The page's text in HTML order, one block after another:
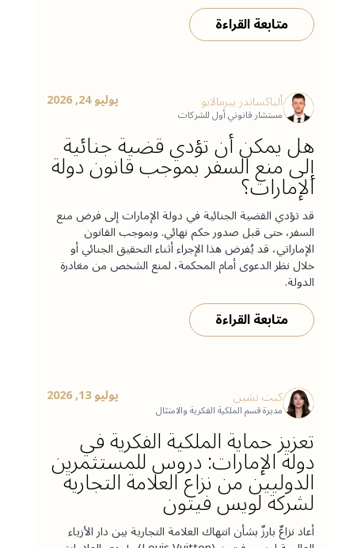
متابعة القراءة
ألياكساندر ييرمالايو
مستشار قانوني أول للشركات
يوليو 24, 2026
هل يمكن أن تؤدي قضية جنائية
إلى منع السفر بموجب قانون دولة
الإمارات؟
قد تؤدي القضية الجنائية في دولة الإمارات إلى فرض منع
السفر، حتى قبل صدور حكم نهائي. وبموجب القانون
الإماراتي، قد يُفرض هذا الإجراء أثناء التحقيق الجنائي أو
خلال نظر الدعوى أمام المحكمة، لمنع الشخص من مغادرة
الدولة.
متابعة القراءة
كيت تشين
مديرة قسم الملكية الفكرية والامتثال
يوليو 13, 2026
تعزيز حماية الملكية الفكرية في
دولة الإمارات: دروس للمستثمرين
الدوليين من نزاع العلامة التجارية
لشركة لويس فيتون
أعاد نزاعٌ بارزٌ بشأن انتهاك العلامة التجارية بين دار الأزياء